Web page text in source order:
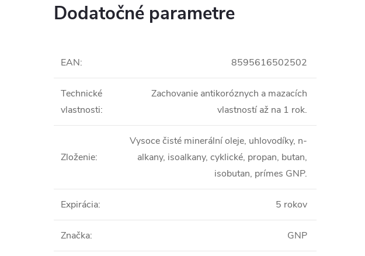
Dodatočné parametre
EAN: 8595616502502
Technické
vlastnosti:
Zachovanie antikoróznych a mazacích
vlastností až na 1 rok.
Zloženie:
Vysoce čisté minerální oleje, uhlovodíky, n-
alkany, isoalkany, cyklické, propan, butan,
isobutan, prímes GNP.
Expirácia: 5 rokov
Značka: GNP